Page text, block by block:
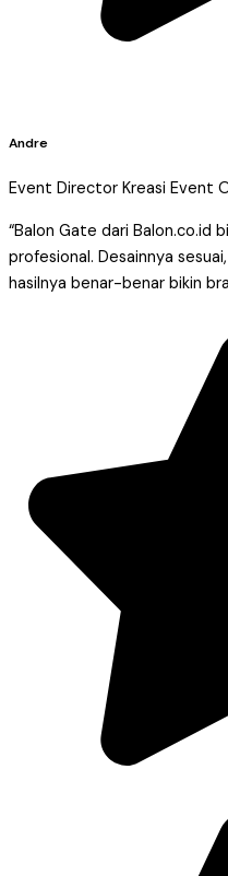
Andre
Event Director Kreasi Event
“Balon Gate dari Balon.co.id
profesional. Desainnya
hasilnya benar-benar bikin